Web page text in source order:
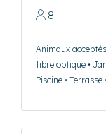
8
Animaux
fibre optique •
Piscine • Terrasse